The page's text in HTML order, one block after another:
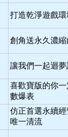
打造乾淨遊戲
創角送永久濃
讓我們一起迴
喜歡寶版的你
數爆表
仿正首選永續
唯一清流